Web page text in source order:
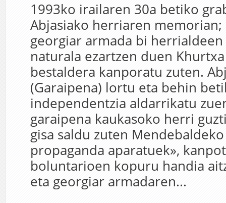
1993ko irailaren 30a betiko
Abjasiako herriaren memorian;
georgiar armada bi
naturala ezartzen duen
bestaldera kanporatu zuten.
(Garaipena) lortu eta behin
independentzia aldarrikatu
garaipena kaukasoko herri
gisa saldu zuten
propaganda aparatuek»,
boluntarioen kopuru handia
eta georgiar armadaren...